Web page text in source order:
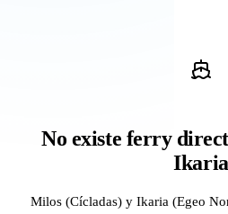
No existe ferry
Ikaria
Milos (Cícladas) y Ikaria (Egeo